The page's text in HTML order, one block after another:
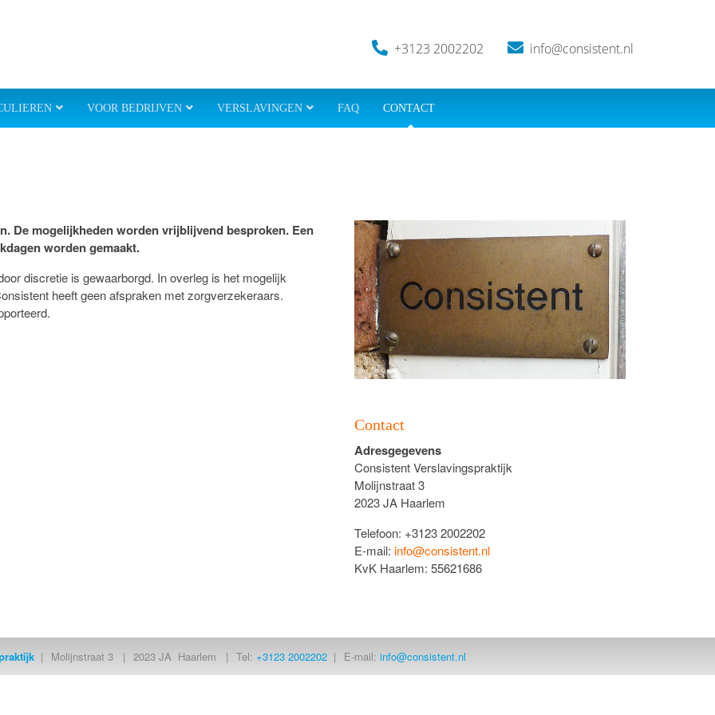
+3123 2002202 info@consistent.nl
VOOR BEDRIJVEN VERSLAVINGEN FAQ CONTACT
De mogelijkheden worden vrijblijvend besproken. Een
worden gemaakt.
discretie is gewaarborgd. In overleg is het mogelijk
heeft geen afspraken met zorgverzekeraars.
Contact
Adresgegevens
Consistent Verslavingspraktijk
Molijnstraat 3
2023 JA Haarlem
Telefoon: +3123 2002202
E-mail: info@consistent.nl
KvK Haarlem: 55621686
Molijnstraat 3 2023 JA Haarlem Tel: +3123 2002202 E-mail: info@consistent.nl